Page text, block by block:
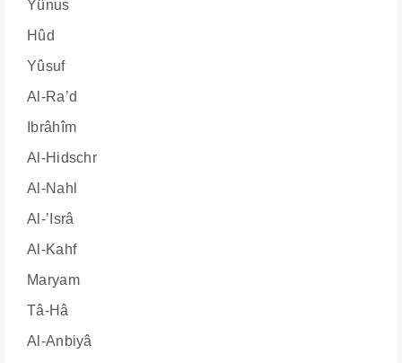
Yûnus
Hûd
Yûsuf
Al-Ra’d
Ibrâhîm
Al-Hidschr
Al-Nahl
Al-’Isrâ
Al-Kahf
Maryam
Tâ-Hâ
Al-Anbiyâ